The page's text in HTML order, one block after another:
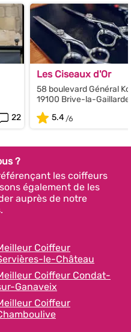
22
Les Ciseaux d'Or
58 boulevard Général
19100 Brive-la-Gaillarde
5.4
?
les coiffeurs
également de les
auprès de notre
Coiffeur
le-Château
Coiffeur Condat-
Ganaveix
Coiffeur